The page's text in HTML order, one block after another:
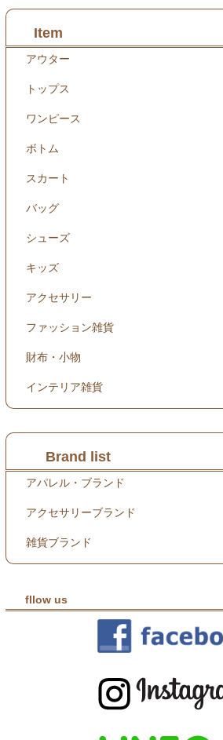
Item
アウター
トップス
ワンピース
ボトム
スカート
バッグ
シューズ
キッズ
アクセサリー
ファッション雑貨
財布・小物
インテリア雑貨
Brand list
アパレル・ブランド
アクセサリーブランド
雑貨ブランド
fllow us